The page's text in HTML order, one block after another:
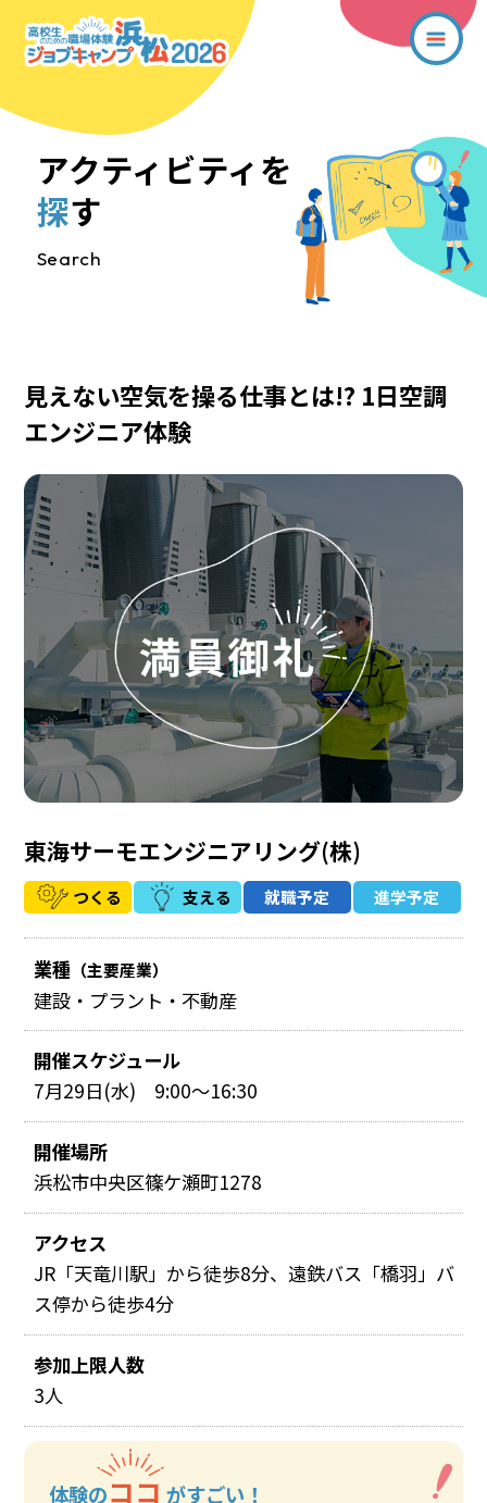
アクティビティを
探す
Search
見えない空気を操る仕事とは!? 1日空調
エンジニア体験
東海サーモエンジニアリング(株)
つくる 支える 就職予定 進学予定
業種 （主要産業）
建設・プラント・不動産
開催スケジュール
7月29日(水) 9:00～16:30
開催場所
浜松市中央区篠ケ瀬町1278
アクセス
JR「天竜川駅」から徒歩8分、遠鉄バス「橋羽」バ
ス停から徒歩4分
参加上限人数
3人
体験のココ がすごい！